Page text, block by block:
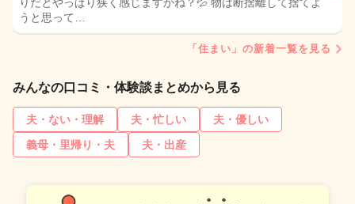
うと思って…
「住まい」の新着一覧を見る
みんなの口コミ・体験談まとめから見る
夫・ない・理解 夫・忙しい
夫・優しい
義母・里帰り・夫
夫・出産